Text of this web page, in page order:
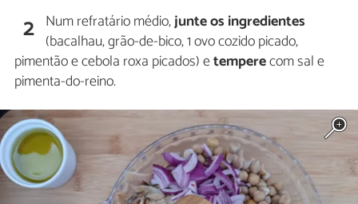
2 Num refratário médio,junte os ingredientes
(bacalhau, grão-de-bico, 1 ovo cozido picado,
pimentão e cebola roxa picados) etemperecom sal e
pimenta-do-reino.